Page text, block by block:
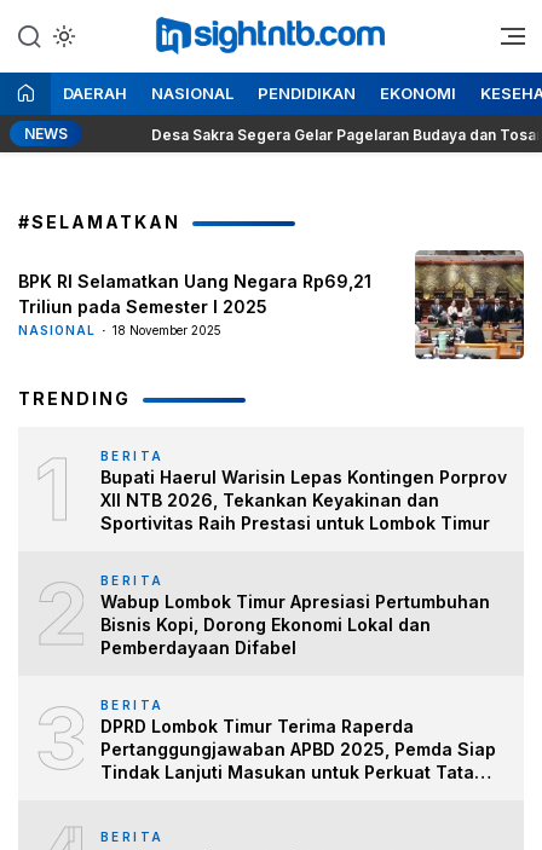
ke
konten
Insight NTB
Berita Seputar NTB
DAERAH NASIONAL PENDIDIKAN EKONOMI
NEWS Desa Sakra Segera Gelar Pagelaran Budaya dan Tosan
#SELAMATKAN
BPK RI Selamatkan Uang Negara Rp69,21
Triliun pada Semester I 2025
NASIONAL 18 November 2025
TRENDING
1 BERITA
Bupati Haerul Warisin Lepas Kontingen Porprov
XII NTB 2026, Tekankan Keyakinan dan
Sportivitas Raih Prestasi untuk Lombok Timur
2 BERITA
Wabup Lombok Timur Apresiasi Pertumbuhan
Bisnis Kopi, Dorong Ekonomi Lokal dan
Pemberdayaan Difabel
3 BERITA
DPRD Lombok Timur Terima Raperda
Pertanggungjawaban APBD 2025, Pemda Siap
Tindak Lanjuti Masukan untuk Perkuat Tata
BERITA